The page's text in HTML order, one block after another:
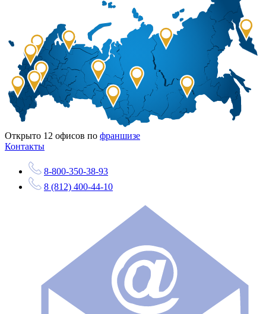
Открыто 12 офисов по франшизе
Контакты
8-800-350-38-93
8 (812) 400-44-10